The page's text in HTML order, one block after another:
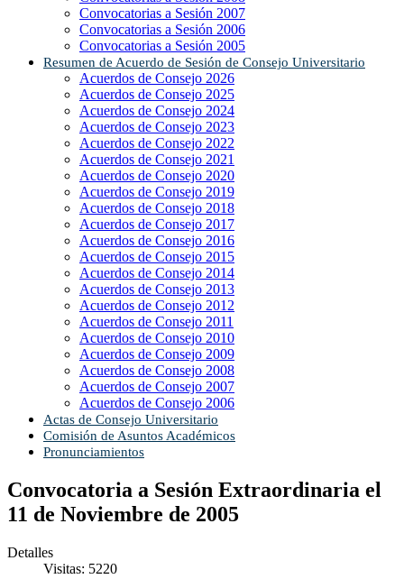
Convocatorias a Sesión 2007
Convocatorias a Sesión 2006
Convocatorias a Sesión 2005
Resumen de Acuerdo de Sesión de Consejo Universitario
Acuerdos de Consejo 2026
Acuerdos de Consejo 2025
Acuerdos de Consejo 2024
Acuerdos de Consejo 2023
Acuerdos de Consejo 2022
Acuerdos de Consejo 2021
Acuerdos de Consejo 2020
Acuerdos de Consejo 2019
Acuerdos de Consejo 2018
Acuerdos de Consejo 2017
Acuerdos de Consejo 2016
Acuerdos de Consejo 2015
Acuerdos de Consejo 2014
Acuerdos de Consejo 2013
Acuerdos de Consejo 2012
Acuerdos de Consejo 2011
Acuerdos de Consejo 2010
Acuerdos de Consejo 2009
Acuerdos de Consejo 2008
Acuerdos de Consejo 2007
Acuerdos de Consejo 2006
Actas de Consejo Universitario
Comisión de Asuntos Académicos
Pronunciamientos
Convocatoria a Sesión Extraordinaria el
11 de Noviembre de 2005
Detalles
Visitas: 5220